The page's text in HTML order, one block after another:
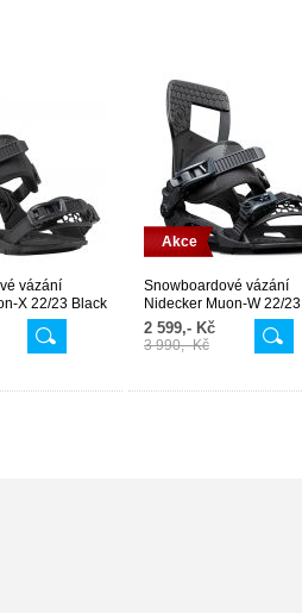
vázání
X 22/23 Black
Akce
Snowboardové vázání
Nidecker Muon-W 22/23
Black
2 599,- Kč
3 990,- Kč